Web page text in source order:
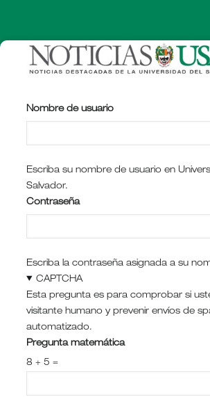
contenido
principal
Nombre de usuario
Escriba su nombre de usuario en
Salvador.
Contraseña
Escriba la contraseña asignada a su
CAPTCHA
Esta pregunta es para comprobar si
visitante humano y prevenir envíos de
automatizado.
Pregunta matemática
8 + 5 =